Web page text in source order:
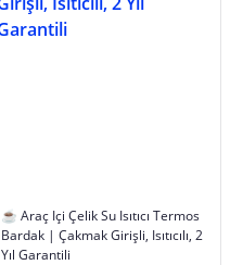
☕ Araç Içi Çelik Su Isıtıcı Termos
Bardak | Çakmak Girişli, Isıtıcılı, 2
Yıl Garantili